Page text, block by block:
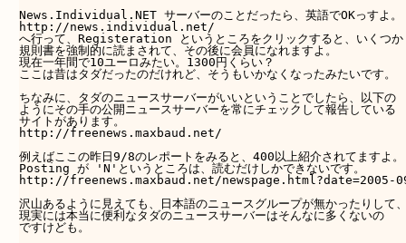
News.Individual.NET サーバーのことだったら、英語でOKっすよ。
http://news.individual.net/
へ行って、Registeration というところをクリックすると、いくつか
規則書を強制的に読まされて、その後に会員になれますよ。
現在一年間で10ユーロみたい。1300円くらい？
ここは昔はタダだったのだけれど、そうもいかなくなったみたいです。
ちなみに、タダのニュースサーバーがいいということでしたら、以下の
ようにその手の公開ニュースサーバーを常にチェックして報告している
サイトがあります。
http://freenews.maxbaud.net/
例えばここの昨日9/8のレポートをみると、400以上紹介されてますよ。
Posting が 'N'というところは、読むだけしかできないです。
http://freenews.maxbaud.net/newspage.html?date=2005-
沢山あるように見えても、日本語のニュースグループが無かったりして
現実には本当に便利なタダのニュースサーバーはそんなに多くないの
ですけども。